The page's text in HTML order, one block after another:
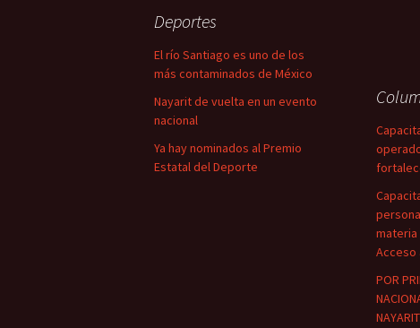
Deportes
El río Santiago es uno de los
más contaminados de México
Nayarit de vuelta en un evento
nacional
Ya hay nominados al Premio
Estatal del Deporte
materia
Acceso
POR